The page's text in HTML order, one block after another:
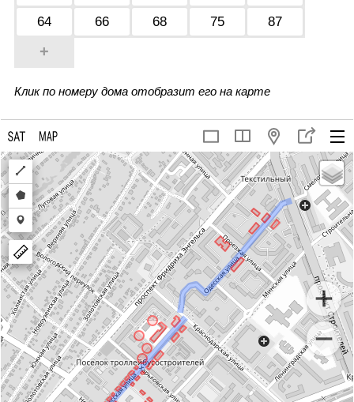
64
66 68 75 87
+
Клик по номеру дома отобразит его на карте
Draw
a
polyline
Draw
a
polygon
Draw
a
marker